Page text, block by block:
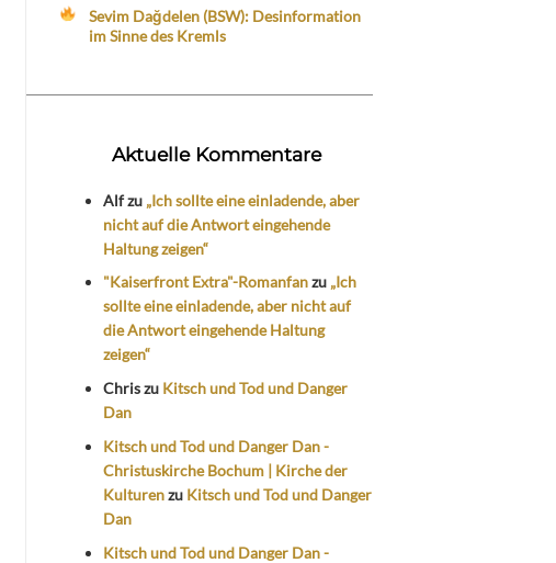
Sevim Dağdelen (BSW): Desinformation
im Sinne des Kremls
Aktuelle Kommentare
Alfzu „Ich sollte eine einladende, aber
nicht auf die Antwort eingehende
Haltung zeigen“
"Kaiserfront Extra"-Romanfanzu „Ich
sollte eine einladende, aber nicht auf
die Antwort eingehende Haltung
zeigen“
Chriszu Kitsch und Tod und Danger
Dan
Kitsch und Tod und Danger Dan -
Christuskirche Bochum | Kirche der
Kulturenzu Kitsch und Tod und Danger
Dan
Kitsch und Tod und Danger Dan -